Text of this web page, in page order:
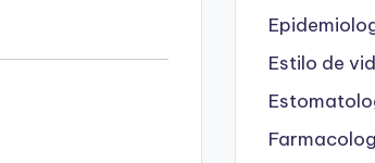
Estilo de